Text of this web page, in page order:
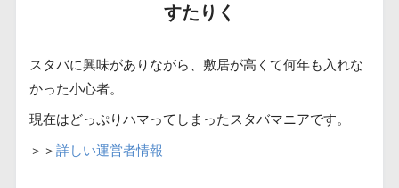
すたりく
スタバに興味がありながら、敷居が高くて何年も入れな
かった小心者。
現在はどっぷりハマってしまったスタバマニアです。
＞＞ 詳しい運営者情報